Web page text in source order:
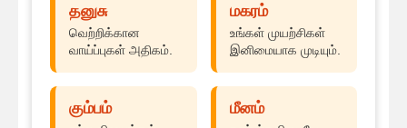
தனுசு
வெற்றிக்கான
வாய்ப்புகள் அதிகம்.
மகரம்
உங்கள் முயற்சிகள்
இனிமையாக முடியும்.
கும்பம் மீனம்